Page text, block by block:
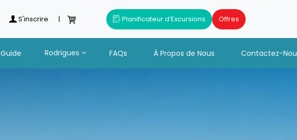
S'inscrire | Planificateur d’Excursions Offres
Guide Rodrigues FAQs À Propos de Nous Contactez-